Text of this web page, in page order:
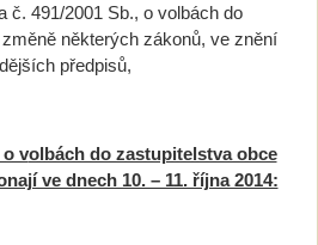
č. 491/2001 Sb., o volbách do
některých zákonů, ve znění
předpisů,
volbách do zastupitelstva obce
ve dnech 10. – 11. října 2014: